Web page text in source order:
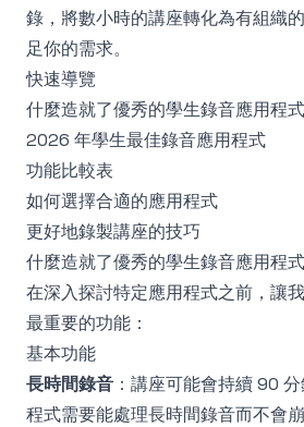
錄，將數小時的講座轉化為有組織
足你的需求。
快速導覽
什麼造就了優秀的學生錄音應用程式
2026 年學生最佳錄音應用程式
功能比較表
如何選擇合適的應用程式
更好地錄製講座的技巧
什麼造就了優秀的學生錄音應用程式
在深入探討特定應用程式之前，讓
最重要的功能：
基本功能
長時間錄音 ：講座可能會持續 90
程式需要能處理長時間錄音而不會崩